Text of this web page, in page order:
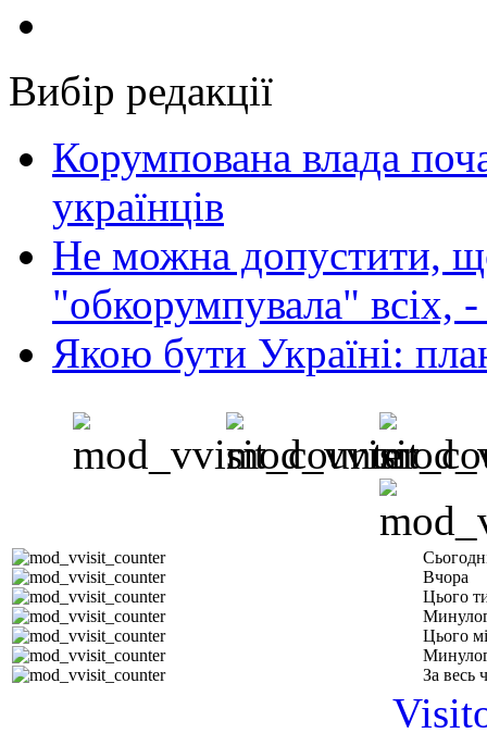
Вибір редакції
Корумпована влада
українців
Не можна допустити,
"обкорумпувала" всіх,
Якою бути Україні:
Вчора
Цього
Цього
За весь